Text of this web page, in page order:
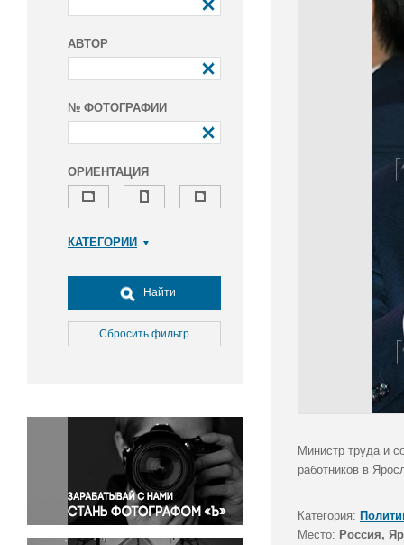
АВТОР
№ ФОТОГРАФИИ
ОРИЕНТАЦИЯ
КАТЕГОРИИ
Досуг, туризм и отдых
Культура
Медицина
Окружающая среда
Политика
Правосудие
Происшествия и конфликты
Религия
Светская жизнь
Найти
Сбросить фильтр
Министр труда и
работников в
Категория:
Место: Россия,